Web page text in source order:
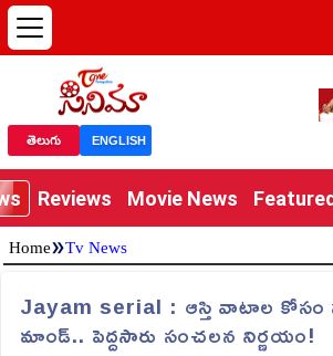
తెలుగు ENGLISH
Reviews Movie News
Home»Tv News
Jayam serial : ఆస్తి వాటాల కోసం
మాండ్.. పెద్దసారు సంచలన నిర్ణయం!